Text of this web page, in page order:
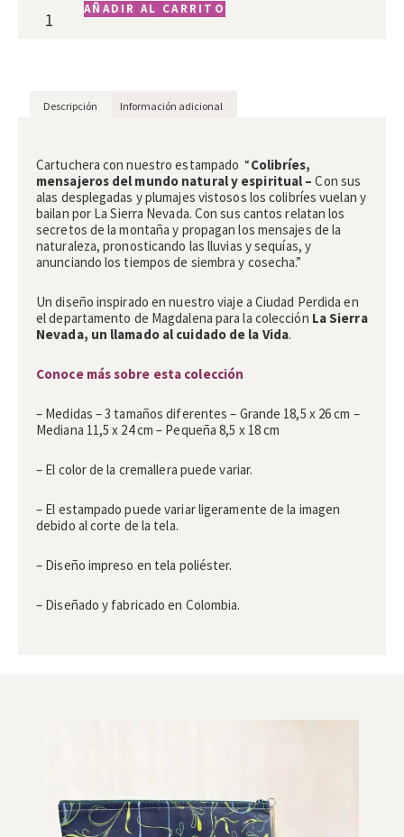
AÑADIR AL CARRITO
Descripción Información adicional
Cartuchera con nuestro estampado “Colibríes,
mensajeros del mundo natural y espiritual –Con sus
alas desplegadas y plumajes vistosos los colibríes vuelan y
bailan por La Sierra Nevada. Con sus cantos relatan los
secretos de la montaña y propagan los mensajes de la
naturaleza, pronosticando las lluvias y sequías, y
anunciando los tiempos de siembra y cosecha.”
Un diseño inspirado en nuestro viaje a Ciudad Perdida en
el departamento de Magdalena para la colección La Sierra
Nevada, un llamado al cuidado de la Vida.
Conoce más sobre esta colección
– Medidas – 3 tamaños diferentes – Grande 18,5 x 26 cm –
Mediana 11,5 x 24 cm – Pequeña 8,5 x 18 cm
– El color de la cremallera puede variar.
– El estampado puede variar ligeramente de la imagen
debido al corte de la tela.
– Diseño impreso en tela poliéster.
– Diseñado y fabricado en Colombia.